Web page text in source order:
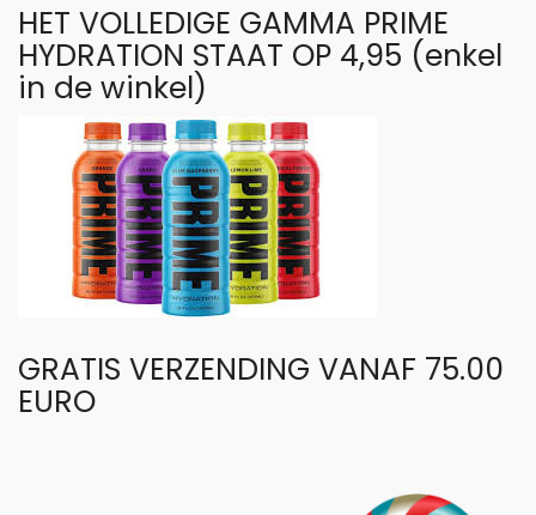
HET VOLLEDIGE GAMMA PRIME
HYDRATION STAAT OP 4,95 (enkel
in de winkel)
GRATIS VERZENDING VANAF 75.00
EURO